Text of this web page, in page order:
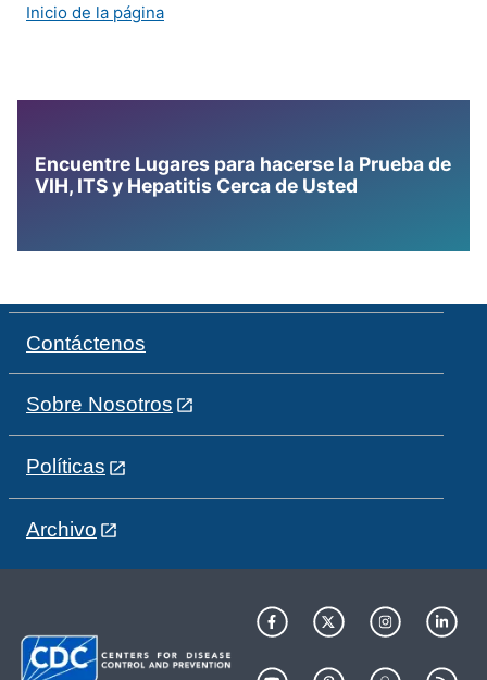
Inicio de la página
Encuentre Lugares para hacerse la Prueba de
VIH, ITS y Hepatitis Cerca de Usted
Contáctenos
Sobre Nosotros
Políticas
Archivo